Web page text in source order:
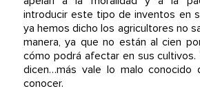
introducir este tipo de inventos en
ya hemos dicho los agricultores no
manera, ya que no están al cien
cómo podrá afectar en sus cultivos.
dicen…más vale lo malo conocido
conocer.